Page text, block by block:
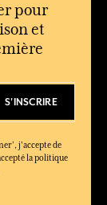
pour
et
S'INSCRIRE
j'accepte de
la politique